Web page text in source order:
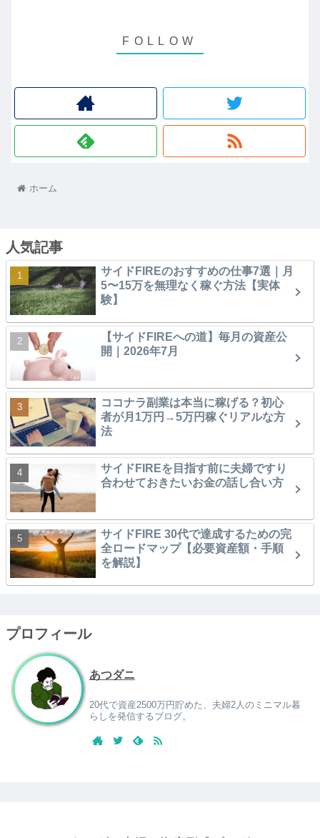
ホーム
人気記事
サイドFIREのおすすめの仕事7選｜月
5〜15万を無理なく稼ぐ方法【実体
験】
【サイドFIREへの道】毎月の資産公
開｜2026年7月
ココナラ副業は本当に稼げる？初心
者が月1万円→5万円稼ぐリアルな方
法
サイドFIREを目指す前に夫婦ですり
合わせておきたいお金の話し合い方
サイドFIRE 30代で達成するための完
全ロードマップ【必要資産額・手順
を解説】
プロフィール
あつダニ
20代で資産2500万円貯めた、夫婦2人のミニマル暮
らしを発信するブログ。